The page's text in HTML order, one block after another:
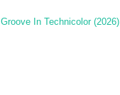
Groove In Technicolor (2026)